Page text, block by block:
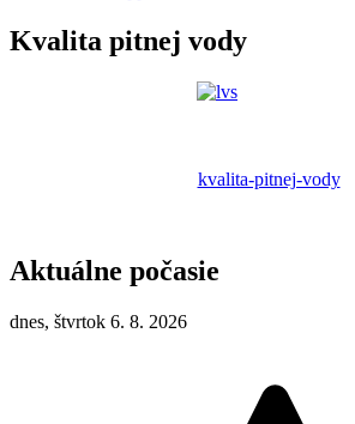
Kvalita pitnej vody
kvalita-pitnej-vody
Aktuálne počasie
dnes, štvrtok 6. 8. 2026